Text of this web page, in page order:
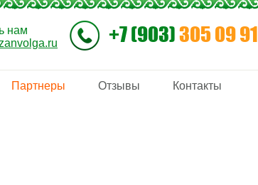
нам
+7 (903)305 09 91
Партнеры Отзывы Контакты